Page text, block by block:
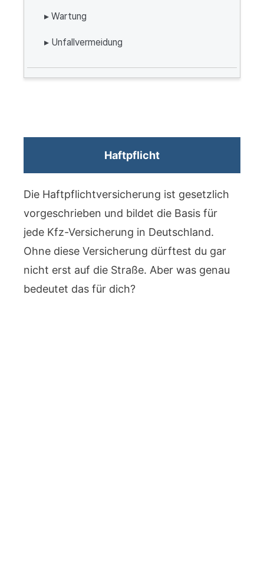
▸ Wartung
▸ Unfallvermeidung
Haftpflicht
Die Haftpflichtversicherung ist gesetzlich
vorgeschrieben und bildet die Basis für
jede Kfz-Versicherung in Deutschland.
Ohne diese Versicherung dürftest du gar
nicht erst auf die Straße. Aber was genau
bedeutet das für dich?